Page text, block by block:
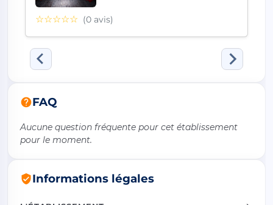
☆☆☆☆☆ (0 avis)
FAQ
Aucune question fréquente pour cet établissement
pour le moment.
Informations légales